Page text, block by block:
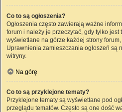
Co to są ogłoszenia?
Ogłoszenia często zawierają ważne
forum i należy je przeczytać, gdy tylko jest
wyświetlane na górze każdej strony
Uprawnienia zamieszczania ogłoszeń są
witryny.
Na górę
Co to są przyklejone tematy?
Przyklejone tematy są wyświetlane pod
przeglądu tematów. Często są one dość